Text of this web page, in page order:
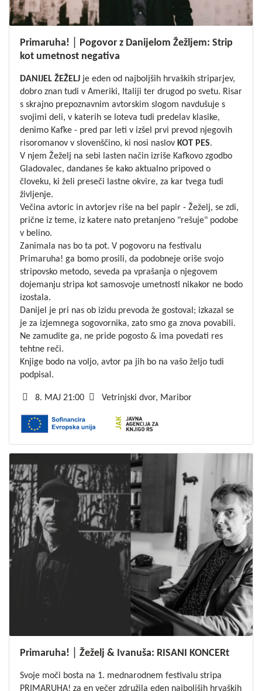
Primaruha! │ Pogovor z Danijelom Žežljem: Strip
kot umetnost negativa
DANIJEL ŽEŽELJje eden od najboljših hrvaških striparjev,
dobro znan tudi v Ameriki, Italiji ter drugod po svetu. Risar
s skrajno prepoznavnim avtorskim slogom navdušuje s
svojimi deli, v katerih se loteva tudi predelav klasike,
denimo Kafke - pred par leti v izšel prvi prevod njegovih
risoromanov v slovenščino, ki nosi naslov KOT PES.
V njem Žeželj na sebi lasten način izriše Kafkovo zgodbo
Gladovalec, dandanes še kako aktualno pripoved o
človeku, ki želi preseči lastne okvire, za kar tvega tudi
življenje.
Večina avtoric in avtorjev riše na bel papir - Žeželj, se zdi,
prične iz teme, iz katere nato pretanjeno "rešuje" podobe
v belino.
Zanimala nas bo ta pot. V pogovoru na festivalu
Primaruha! ga bomo prosili, da podobneje oriše svojo
stripovsko metodo, seveda pa vprašanja o njegovem
dojemanju stripa kot samosvoje umetnosti nikakor ne bodo
izostala.
Danijel je pri nas ob izidu prevoda že gostoval; izkazal se
je za izjemnega sogovornika, zato smo ga znova povabili.
Ne zamudite ga, ne pride pogosto & ima povedati res
tehtne reči.
Knjige bodo na voljo, avtor pa jih bo na vašo željo tudi
podpisal.
8. MAJ 21:00 Vetrinjski dvor, Maribor
Primaruha! │ Žeželj & Ivanuša: RISANI KONCERt
Svoje moči bosta na 1. mednarodnem festivalu stripa
PRIMARUHA! za en večer združila eden najboljših hrvaških